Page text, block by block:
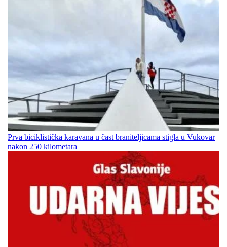
Prva biciklistička karavana u čast braniteljicama stigla u Vukovar
nakon 250 kilometara